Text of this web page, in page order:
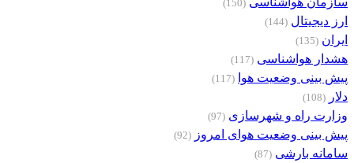
(150)
ارز دیجیتال (144)
ایران (135)
هشدار هواشناسی (117)
پیش بینی وضعیت هوا (117)
دلار (108)
وزارت راه و شهرسازی (97)
پیش بینی وضعیت هوای امروز (92)
سامانه بارشی (87)